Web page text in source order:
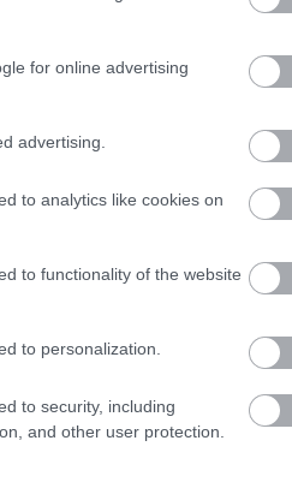
for online advertising
advertising.
to analytics like cookies on
to functionality of the website
to personalization.
to security, including
and other user protection.
is harmadik.
kell, de Thierry